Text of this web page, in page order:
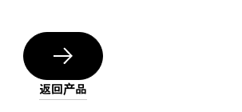
返回产品